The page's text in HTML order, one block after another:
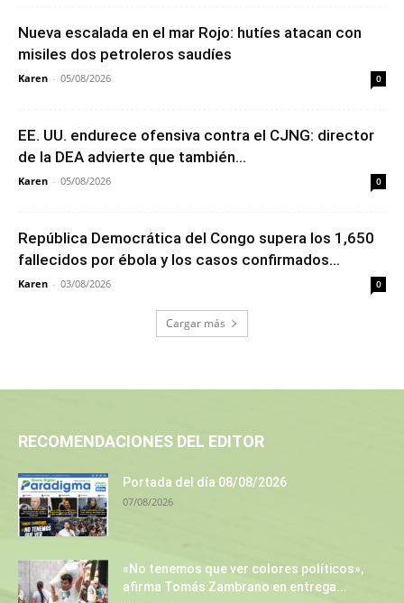
Nueva escalada en el mar Rojo: hutíes atacan con
misiles dos petroleros saudíes
Karen - 05/08/2026 0
EE. UU. endurece ofensiva contra el CJNG: director
de la DEA advierte que también...
Karen - 05/08/2026 0
República Democrática del Congo supera los 1,650
fallecidos por ébola y los casos confirmados...
Karen - 03/08/2026 0
Cargar más
RECOMENDACIONES DEL EDITOR
Portada del día 08/08/2026
07/08/2026
«No tenemos que ver colores políticos»,
afirma Tomás Zambrano en entrega...